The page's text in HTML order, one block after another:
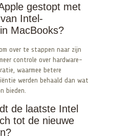
gestopt met
Intel-
MacBooks?
over te stappen naar zijn
controle over hardware-
waarmee betere
werden behaald dan wat
bieden.
de laatste Intel
tot de nieuwe